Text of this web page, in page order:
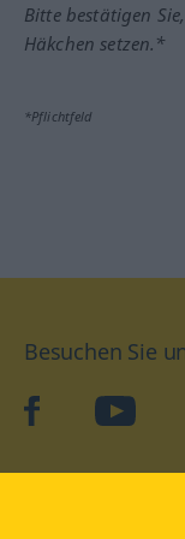
Bitte bestätigen
Häkchen setzen.*
*Pflichtfeld
Besuchen Sie
facebookYouTube